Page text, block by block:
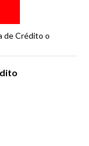
de Crédito o